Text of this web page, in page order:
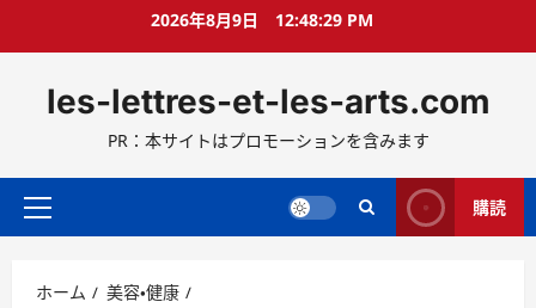
ス
ッ
2026年8月9日 12:48:31 PM
les-lettres-et-les-arts.com
PR：本サイトはプロモーションを含みます
メ
メ
購読
ホーム
美容・健康